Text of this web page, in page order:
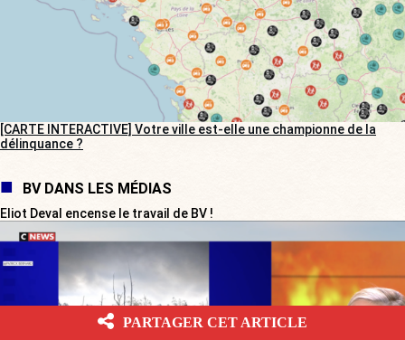
[CARTE INTERACTIVE] Votre ville est-elle une championne de la
délinquance ?
BV DANS LES MÉDIAS
Eliot Deval encense le travail de BV !
PARTAGER CET ARTICLE